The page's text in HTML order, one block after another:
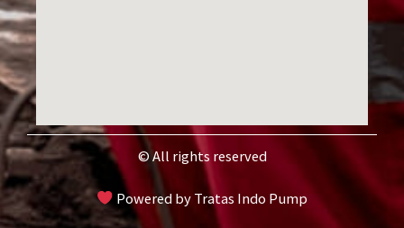
© All rights reserved
Powered by Tratas Indo Pump